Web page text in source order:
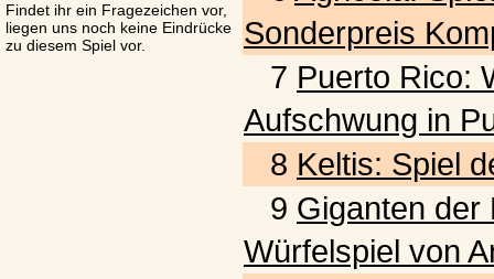
Findet ihr ein Fragezeichen vor,
liegen uns noch keine Eindrücke
zu diesem Spiel vor.
Sonderpreis
7 Puerto Rico:
Aufschwung in
8 Keltis: Spiel
9 Giganten der
Würfelspiel von